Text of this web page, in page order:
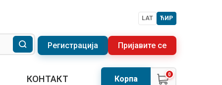
LAT ЋИР
Регистрација Пријавите се
КОНТАКТ Корпа 0